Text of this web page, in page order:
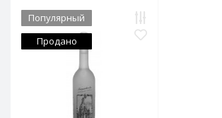
Популярный
Продано